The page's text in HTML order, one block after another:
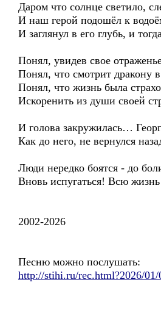
Даром что солнце светило,
И наш герой подошёл к
И заглянул в его глубь, и
Понял, увидев свое
Понял, что смотрит дракону в
Понял, что жизнь была
Искоренить из души своей
И голова закружилась…
Как до него, не вернулся
Люди нередко боятся - до
Вновь испугаться! Всю
2002-2026
Песню можно послушать:
http://stihi.ru/rec.html?2026/01/